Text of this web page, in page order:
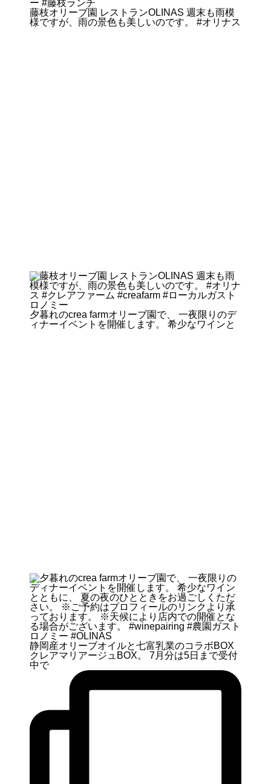
藤枝オリーブ園 レストランOLINAS 週末も雨模
様ですが、雨の景色も美しいのです。 #オリナス
夕暮れのcrea farmオリーブ園で、 一夜限りのデ
ィナーイベントを開催します。 希少なワインと
静岡産オリーブオイルと七富乳業のコラボBOX
クレアマリアージュBOX。 7月分は5日まで受付
中で